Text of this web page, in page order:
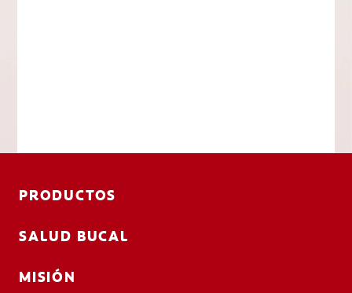
PRODUCTOS
SALUD BUCAL
MISIÓN